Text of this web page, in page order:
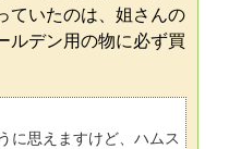
ていたのは、姐さんの
ルデン用の物に必ず買
に思えますけど、ハムス